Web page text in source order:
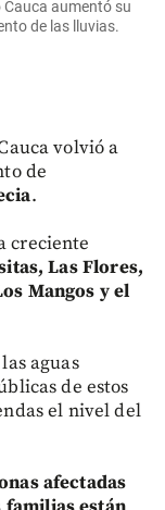
Cauca aumentó su
de las lluvias.
volvió a
de
.
creciente
Las Flores,
Mangos y el
aguas
de estos
el nivel del
afectadas